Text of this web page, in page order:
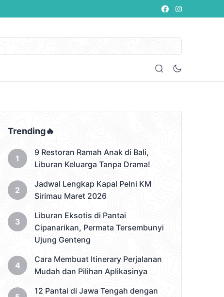
Trending🔥
9 Restoran Ramah Anak di Bali,
Liburan Keluarga Tanpa Drama!
Jadwal Lengkap Kapal Pelni KM
Sirimau Maret 2026
Liburan Eksotis di Pantai
Cipanarikan, Permata Tersembunyi
Ujung Genteng
Cara Membuat Itinerary Perjalanan
Mudah dan Pilihan Aplikasinya
12 Pantai di Jawa Tengah dengan